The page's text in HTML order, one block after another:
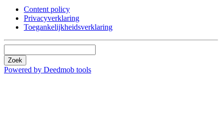
Content policy
Privacyverklaring
Toegankelijkheidsverklaring
Zoek
Powered by Deedmob tools